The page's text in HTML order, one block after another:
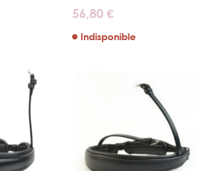
56,80 €
Indisponible